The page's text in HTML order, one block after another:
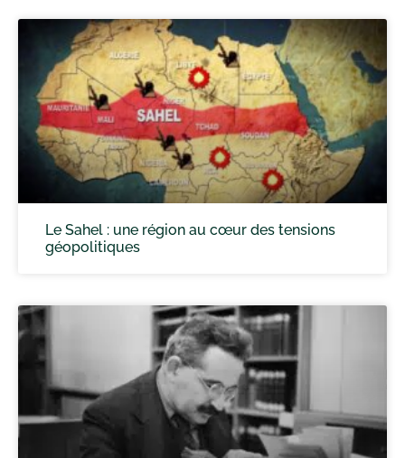
Le Sahel : une région au cœur des tensions
géopolitiques